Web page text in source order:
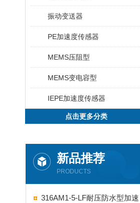
振动变送器
PE加速度传感器
MEMS压阻型
MEMS变电容型
IEPE加速度传感器
点击更多分类
新品推荐
PRODUCTS
316AM1-5-LF耐压防水型加速